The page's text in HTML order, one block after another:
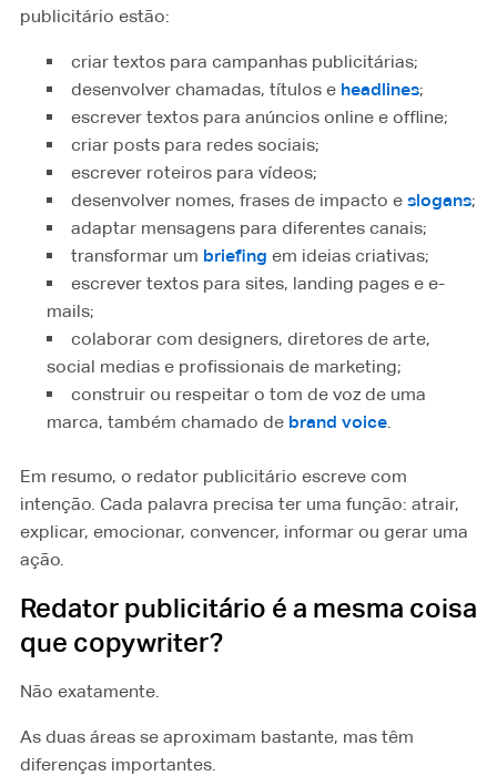
publicitário estão:
criar textos para campanhas publicitárias;
desenvolver chamadas, títulos e headlines⁠;
escrever textos para anúncios online e offline;
criar posts para redes sociais;
escrever roteiros para vídeos;
desenvolver nomes, frases de impacto e slogans⁠;
adaptar mensagens para diferentes canais;
transformar um briefing ⁠ em ideias criativas;
escrever textos para sites, landing pages e e-
mails;
colaborar com designers, diretores de arte,
social medias e profissionais de marketing;
construir ou respeitar o tom de voz de uma
marca, também chamado de brand voice⁠.
Em resumo, o redator publicitário escreve com
intenção. Cada palavra precisa ter uma função: atrair,
explicar, emocionar, convencer, informar ou gerar uma
ação.
Redator publicitário é a mesma coisa
que copywriter?
Não exatamente.
As duas áreas se aproximam bastante, mas têm
diferenças importantes.